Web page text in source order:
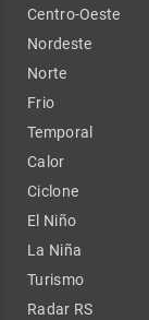
Centro-Oeste
Nordeste
Norte
Frio
Temporal
Calor
Ciclone
El Niño
La Niña
Turismo
Radar RS